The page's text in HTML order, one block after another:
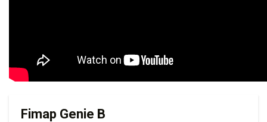
Fimap Genie B